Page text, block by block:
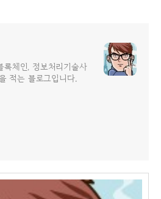
록체인, 정보처리기술사
적는 블로그입니다.